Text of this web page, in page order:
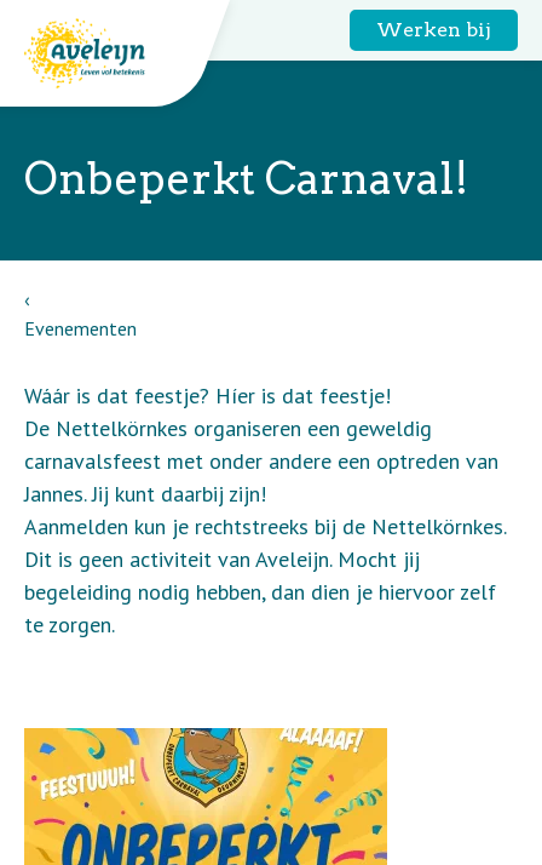
Werken bij
Onbeperkt Carnaval!
Evenementen
Wáár is dat feestje? Híer is dat feestje!
De Nettelkörnkes organiseren een geweldig
carnavalsfeest met onder andere een optreden van
Jannes. Jij kunt daarbij zijn!
Aanmelden kun je rechtstreeks bij de Nettelkörnkes.
Dit is geen activiteit van Aveleijn. Mocht jij
begeleiding nodig hebben, dan dien je hiervoor zelf
te zorgen.